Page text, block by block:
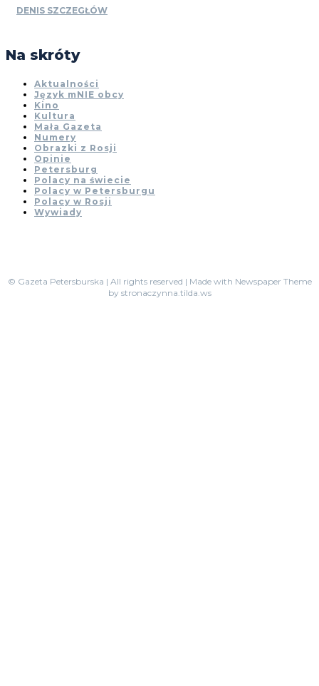
DENIS SZCZEGŁÓW
Na skróty
Aktualności
Język mNIE obcy
Kino
Kultura
Mała Gazeta
Numery
Obrazki z Rosji
Opinie
Petersburg
Polacy na świecie
Polacy w Petersburgu
Polacy w Rosji
Wywiady
© Gazeta Petersburska | All rights reserved | Made with Newspaper Theme
by stronaczynna.tilda.ws